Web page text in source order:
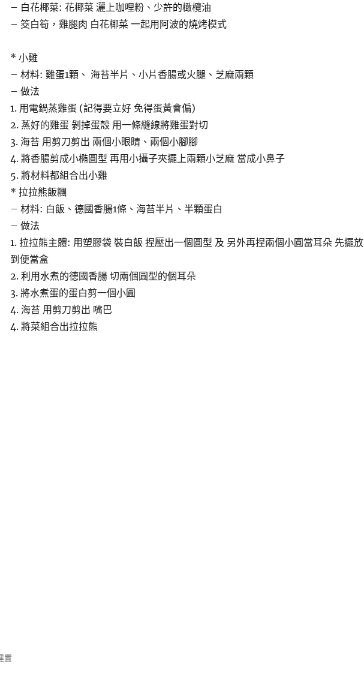
– 白花椰菜: 花椰菜 灑上咖哩粉、少許的橄欖油
– 筊白筍，雞腿肉 白花椰菜 一起用阿波的燒烤模式
* 小雞
– 材料: 雞蛋1顆、 海苔半片、小片香腸或火腿、芝麻兩顆
– 做法
1. 用電鍋蒸雞蛋 (記得要立好 免得蛋黃會偏)
2. 蒸好的雞蛋 剝掉蛋殼 用一條縫線將雞蛋對切
3. 海苔 用剪刀剪出 兩個小眼睛、兩個小腳腳
4. 將香腸剪成小椭圓型 再用小攝子夾擺上兩顆小芝麻 當成小鼻子
5. 將材料都組合出小雞
* 拉拉熊飯糰
– 材料: 白飯、德國香腸1條、海苔半片、半顆蛋白
– 做法
1. 拉拉熊主體: 用塑膠袋 裝白飯 捏壓出一個圓型 及 另外再捏兩個小圓當耳朵 先擺放
到便當盒
2. 利用水煮的德國香腸 切兩個圓型的個耳朵
3. 將水煮蛋的蛋白剪一個小圓
4. 海苔 用剪刀剪出 嘴巴
4. 將菜組合出拉拉熊
置